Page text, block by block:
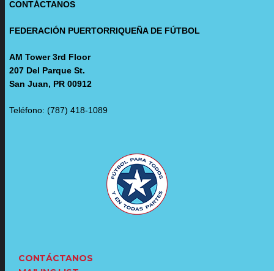
CONTÁCTANOS
FEDERACIÓN PUERTORRIQUEÑA DE FÚTBOL
AM Tower 3rd Floor
207 Del Parque St.
San Juan, PR 00912
Teléfono: (787) 418-1089
CONTÁCTANOS